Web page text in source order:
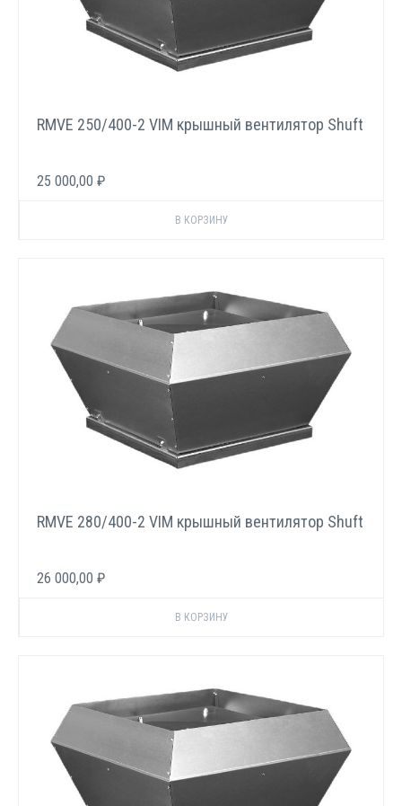
RMVE 250/400-2 VIM крышный вентилятор Shuft
25 000,00 ₽
RMVE 280/400-2 VIM крышный вентилятор Shuft
26 000,00 ₽